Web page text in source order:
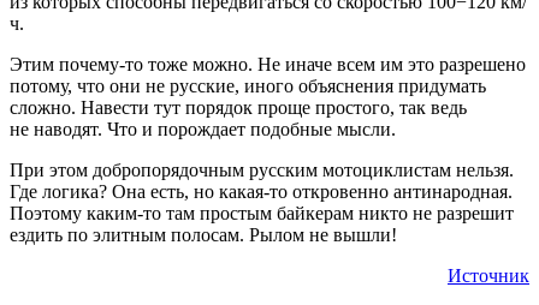
ч.
Этим почему-то тоже можно. Не иначе всем им это разрешено
потому, что они не русские, иного объяснения придумать
сложно. Навести тут порядок проще простого, так ведь
не наводят. Что и порождает подобные мысли.
При этом добропорядочным русским мотоциклистам нельзя.
Где логика? Она есть, но какая-то откровенно антинародная.
Поэтому каким-то там простым байкерам никто не разрешит
ездить по элитным полосам. Рылом не вышли!
Источник